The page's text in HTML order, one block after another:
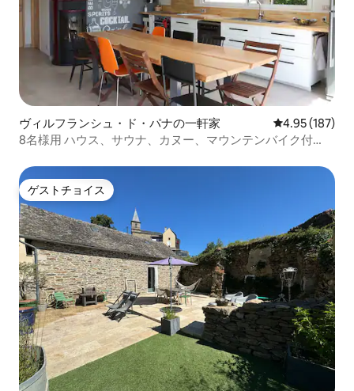
ヴィルフランシュ・ド・パナの一軒家 レビュー187
4.95 (187)
8名様用 ハウス、サウナ、カヌー、マウンテンバイク付
ゲストチョイス
ゲストチョイス